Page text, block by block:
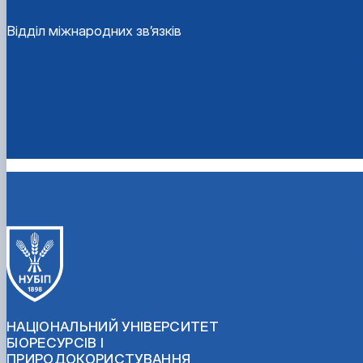
Відділ міжнародних зв’язків
НАЦІОНАЛЬНИЙ УНІВЕРСИТЕТ
БІОРЕСУРСІВ І
ПРИРОДОКОРИСТУВАННЯ